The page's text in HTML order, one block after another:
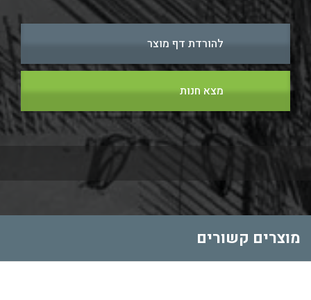
להורדת דף מוצר
מצא חנות
מוצרים קשורים